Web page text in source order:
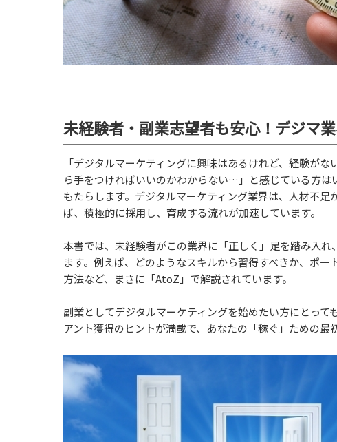
未経験者・副業志望者も安心！デジマ
「デジタルマーケティングに興味はあるけれど、経験が
ら手をつければいいのかわからない…」と感じている方
もたらします。デジタルマーケティング業界は、人材不
ば、積極的に採用し、育成する流れが加速しています。
本書では、未経験者がこの業界に「正しく」足を踏み入
ます。例えば、どのようなスキルから習得すべきか、ポ
方法など、まさに「AtoZ」で解説されています。
副業としてデジタルマーケティングを始めたい方にとっ
アント獲得のヒントが満載で、あなたの「稼ぐ」ための最